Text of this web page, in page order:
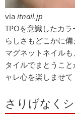
via itnail.jp
TPOを意識したカ
らしさもどこかに
マグネットネイル
タイルでまとうこ
ャレ心を楽しませて
さりげなく